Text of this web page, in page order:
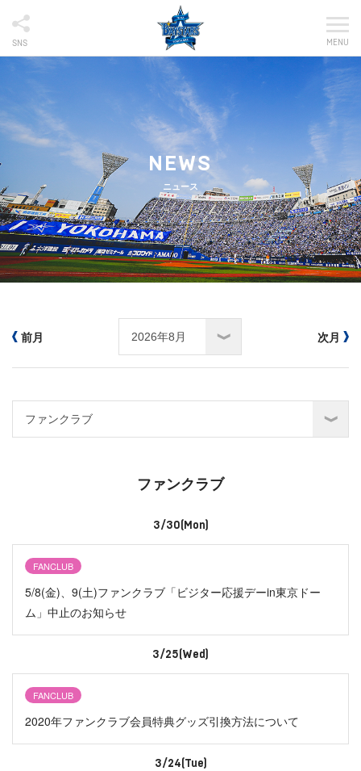
SNS MENU
NEWS
ニュース
前月 次月
ファンクラブ
3/30(Mon)
FANCLUB
5/8(金)、9(土)ファンクラブ「ビジター応援デーin東京ドー
ム」中止のお知らせ
3/25(Wed)
FANCLUB
2020年ファンクラブ会員特典グッズ引換方法について
3/24(Tue)